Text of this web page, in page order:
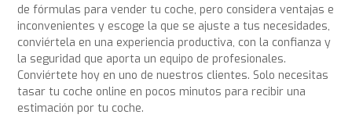
de fórmulas para vender tu coche, pero considera ventajas e
inconvenientes y escoge la que se ajuste a tus necesidades,
conviértela en una experiencia productiva, con la confianza y
la seguridad que aporta un equipo de profesionales.
Conviértete hoy en uno de nuestros clientes. Solo necesitas
tasar tu coche online en pocos minutos para recibir una
estimación por tu coche.